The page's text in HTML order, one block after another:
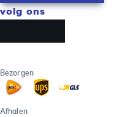
volg ons
Bezorgen
Afhalen